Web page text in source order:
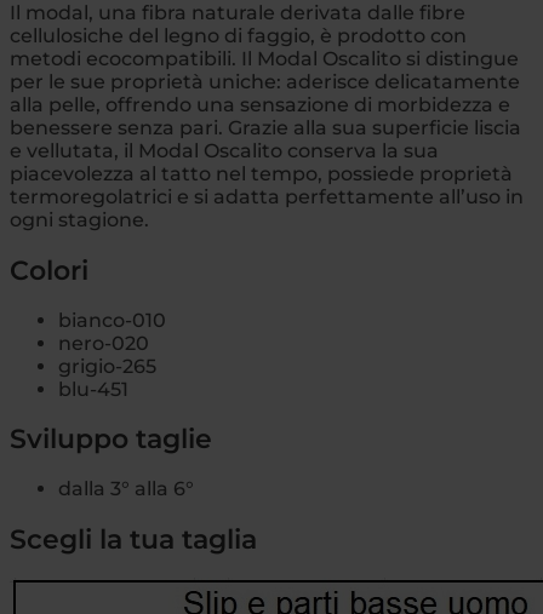
Il modal, una fibra naturale derivata dalle fibre
cellulosiche del legno di faggio, è prodotto con
metodi ecocompatibili. Il Modal Oscalito si distingue
per le sue proprietà uniche: aderisce delicatamente
alla pelle, offrendo una sensazione di morbidezza e
benessere senza pari. Grazie alla sua superficie liscia
e vellutata, il Modal Oscalito conserva la sua
piacevolezza al tatto nel tempo, possiede proprietà
termoregolatrici e si adatta perfettamente all’uso in
ogni stagione.
Colori
bianco-010
nero-020
grigio-265
blu-451
Sviluppo taglie
dalla 3° alla 6°
Scegli la tua taglia